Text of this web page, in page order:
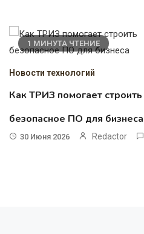
1 МИНУТА ЧТЕНИЕ
Новости технологий
Как ТРИЗ помогает строить
безопасное ПО для бизнеса
30 Июня 2026 Redactor